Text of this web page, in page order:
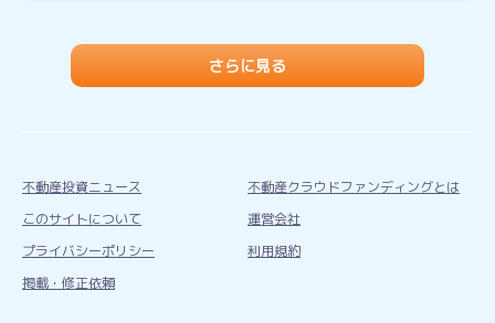
さらに見る
不動産投資ニュース
不動産クラウドファンディングとは
このサイトについて
運営会社
プライバシーポリシー
利用規約
掲載・修正依頼